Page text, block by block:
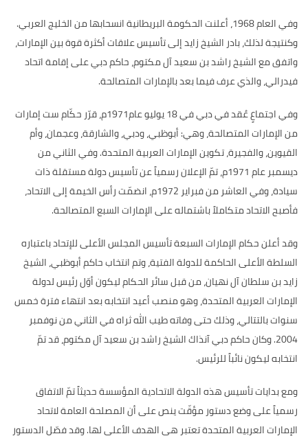
وفي العام1968، أعلنت الحكومة البريطانية انسحابها من الخليج العربي.
وكنتيجة لذلك، بادر الشيخ زايد إلى تأسيس علاقات أكثرة قوة بين الإمارات،
واتفق مع الشيخ راشد بن سعيد آل مكتوم، حاكم دبي على إقامة اتحاد
فيدرالي، والذي عرف فيما بعد بالإمارات المتصالحة.
وفي اجتماعٍ عُقد في دبي في18يوليو عام1971م، قرّر حكّام ست إمارات
من الإمارات المتصالحة، وهي:أبوظبي، ودبي، والشارقة، وعجمان، وأم
القيوين، والفجيرة، تكوين الإمارات العربية المتحدة.وفي الثاني من
ديسمبر عام1971م، تمّ الإعلان رسمياً عن تأسيس دولة مستقلة ذات
سيادة، وفي العاشر من فبراير 1972م، انضمّت رأس الخيمة إلى الاتحاد،
فأصبح الاتحاد متكاملاً باشتماله على الإمارات السبع المتصالحة.
وقد أعلن حكام الإمارات السبعة تأسيس المجلس الأعلى للإتحاد باعتباره
السلطة الأعلى الحاكمة للدولة الفتية، وتم انتخاب حاكم أبوظبي، الشيخ
زايد بن سلطان آل نهيان، من قبل سائر الحكام ليكون أوّل رئيس لدولة
الإمارات العربية المتحدة، وهو منصب أعيد انتخابه بعد انتهاء فترة خمس
سنوات بالتتالي، وذلك حتى وفاته طيب الله ثراه في الثاني من نوفمبر
2004. وكان حاكم دبي آنذاك الشيخ راشد بن سعيد آل مكتوم، قد تمّ
انتخابه ليكون نائباً للرئيس.
ومع بدايات تأسيس هذه الدولة الاتحادية المؤسسة حديثاً تمّ الاتفاق
رسمياً على وضع دستور مؤقّت ينص على أن المصلحة العامة لاتحاد
الإمارات العربية المتحدة تعتبر هي الهدف الأعلى لها.وقد فصّل الدستور